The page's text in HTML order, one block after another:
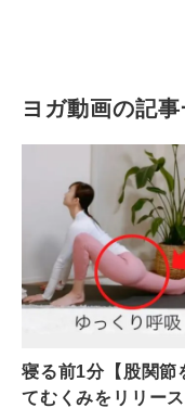
ヨガ動画の記
寝る前1分【股関節
てむくみをリリー